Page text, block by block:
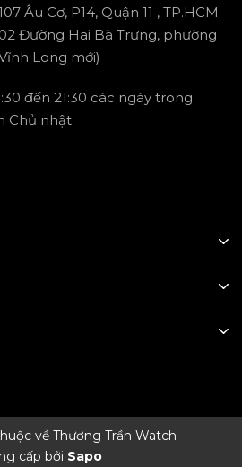
Âu Cơ, P14, Quận 11 , TP.HCM
Đường Hai Bà Trưng, phường
Long mới)
đến 21:30 các ngày trong
Chủ nhật
về Thương Trần Watch
cấp bởi Sapo